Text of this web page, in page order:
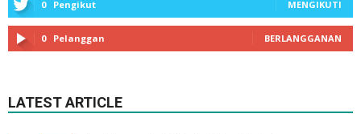
0 Pengikut MENGIKUTI
0 Pelanggan BERLANGGANAN
LATEST ARTICLE